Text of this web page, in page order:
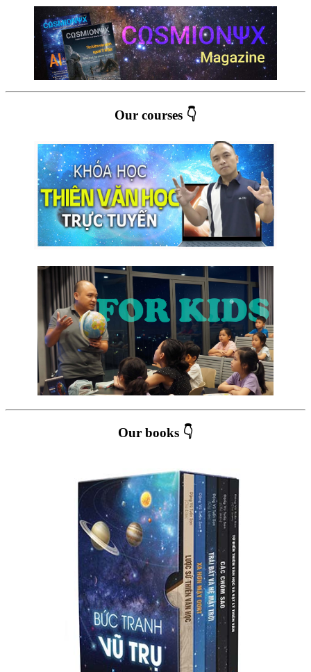
Our courses 👇
Our books 👇